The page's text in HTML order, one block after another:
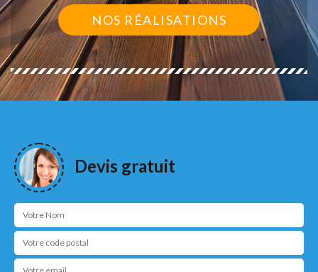
NOS RÉALISATIONS
Devis gratuit